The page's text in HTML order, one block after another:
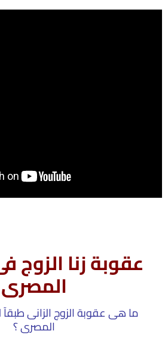
عقوبة زنا الزوج
المصرى
ما هى عقوبة الزوج الزانى
المصرى ؟